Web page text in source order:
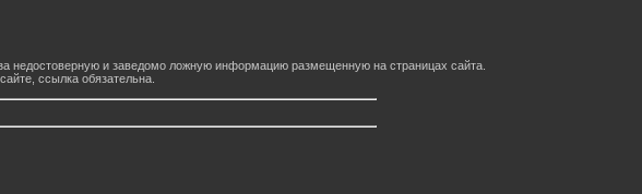
недостоверную и заведомо ложную информацию размещенную на страницах сайта.
ссылка обязательна.